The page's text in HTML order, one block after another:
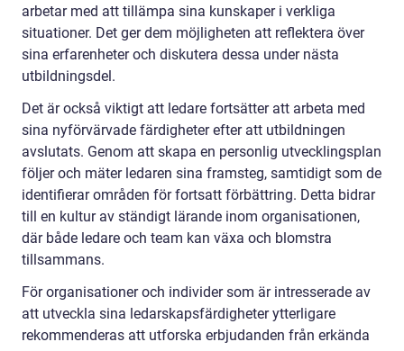
arbetar med att tillämpa sina kunskaper i verkliga
situationer. Det ger dem möjligheten att reflektera över
sina erfarenheter och diskutera dessa under nästa
utbildningsdel.
Det är också viktigt att ledare fortsätter att arbeta med
sina nyförvärvade färdigheter efter att utbildningen
avslutats. Genom att skapa en personlig utvecklingsplan
följer och mäter ledaren sina framsteg, samtidigt som de
identifierar områden för fortsatt förbättring. Detta bidrar
till en kultur av ständigt lärande inom organisationen,
där både ledare och team kan växa och blomstra
tillsammans.
För organisationer och individer som är intresserade av
att utveckla sina ledarskapsfärdigheter ytterligare
rekommenderas att utforska erbjudanden från erkända